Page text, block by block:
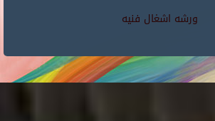
ورشه اشغال فنيه